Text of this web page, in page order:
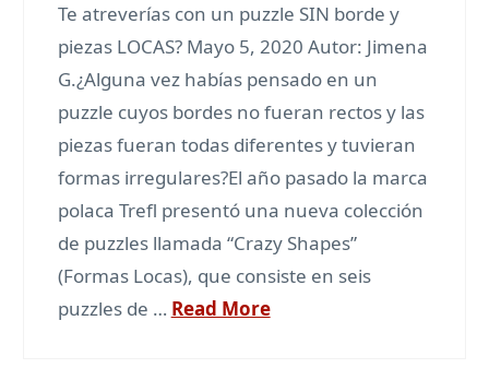
Te atreverías con un puzzle SIN borde y
piezas LOCAS? Mayo 5, 2020 Autor: Jimena
G.¿Alguna vez habías pensado en un
puzzle cuyos bordes no fueran rectos y las
piezas fueran todas diferentes y tuvieran
formas irregulares?El año pasado la marca
polaca Trefl presentó una nueva colección
de puzzles llamada “Crazy Shapes”
(Formas Locas), que consiste en seis
puzzles de … Read More